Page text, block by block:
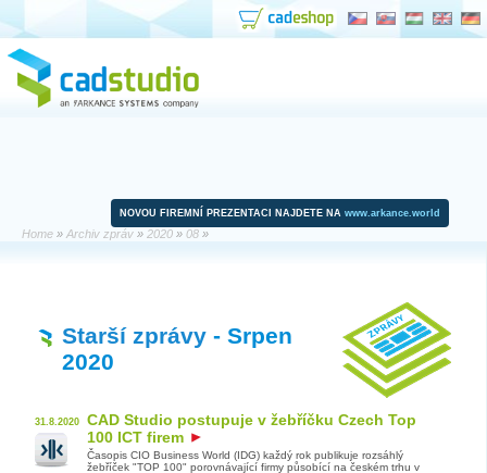
NOVOU FIREMNÍ PREZENTACI NAJDETE NA www.arkance.world
Home » Archiv zpráv » 2020 » 08 »
Starší zprávy - Srpen
2020
31.8.2020
CAD Studio postupuje v žebříčku Czech Top
100 ICT firem
Časopis CIO Business World (IDG) každý rok publikuje rozsáhlý
žebříček "TOP 100" porovnávající firmy působící na českém trhu v